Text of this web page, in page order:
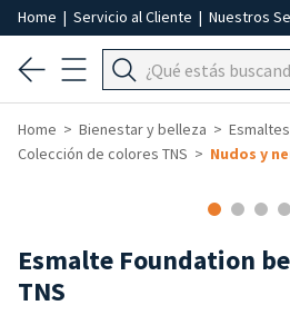
Home | Servicio al Cliente | Nuestros
Home Bienestar y belleza
Esmaltes
Colección de colores TNS
Nudos y
Esmalte Foundation
TNS